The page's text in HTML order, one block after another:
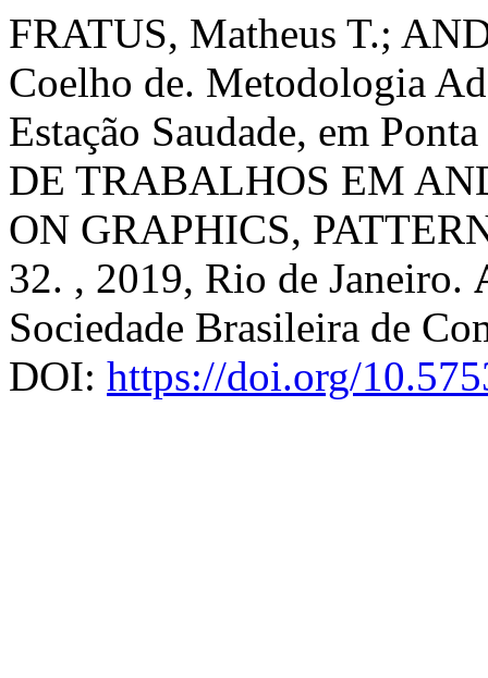
FRATUS, Matheus T.;
Coelho de. Metodologia
Estação Saudade, em
DE TRABALHOS EM
ON GRAPHICS,
32. , 2019, Rio de Janeiro.
Sociedade Brasileira de
DOI: https://doi.org/